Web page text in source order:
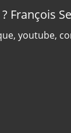
François
, youtube,